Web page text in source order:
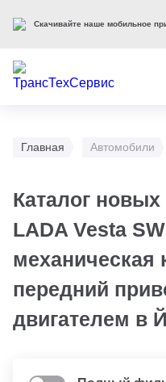
Главная Автомобили
Каталог
LADA Vesta
механическая
передний
двигателем в
Скачивайте наше мобильное